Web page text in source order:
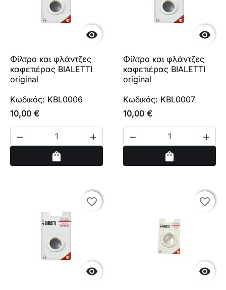

Φίλτρο και φλάντζες
καφετιέρας BIALETTI
original
Κωδικός: KBL0006
10,00 €
 
shopping_bag

Φίλτρο και φλάντζες
καφετιέρας BIALETTI
original
Κωδικός: KBL0007
10,00 €
 
shopping_bag

favorite_border
favorite_border

favorite_border
favorite_border